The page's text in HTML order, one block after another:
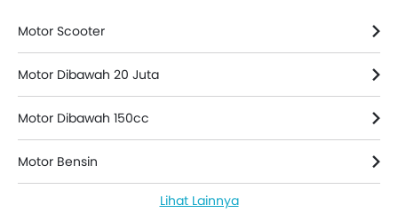
Motor Scooter
Motor Dibawah 20 Juta
Motor Dibawah 150cc
Motor Bensin
Lihat Lainnya